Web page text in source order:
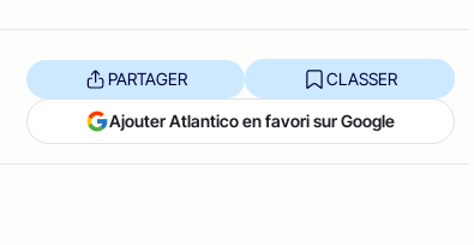
PARTAGER CLASSER
Ajouter Atlantico en favori sur Google